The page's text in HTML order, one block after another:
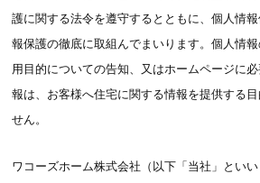
護に関する法令を遵守するとともに、個人情
報保護の徹底に取組んでまいります。個人情
用目的についての告知、又はホームページに
報は、お客様へ住宅に関する情報を提供する
せん。
ワコーズホーム株式会社（以下「当社」とい